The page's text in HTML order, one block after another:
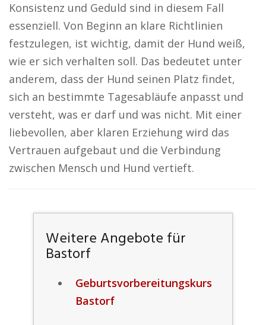
Konsistenz und Geduld sind in diesem Fall
essenziell. Von Beginn an klare Richtlinien
festzulegen, ist wichtig, damit der Hund weiß,
wie er sich verhalten soll. Das bedeutet unter
anderem, dass der Hund seinen Platz findet,
sich an bestimmte Tagesabläufe anpasst und
versteht, was er darf und was nicht. Mit einer
liebevollen, aber klaren Erziehung wird das
Vertrauen aufgebaut und die Verbindung
zwischen Mensch und Hund vertieft.
Weitere Angebote für
Bastorf
Geburtsvorbereitungskurs
Bastorf